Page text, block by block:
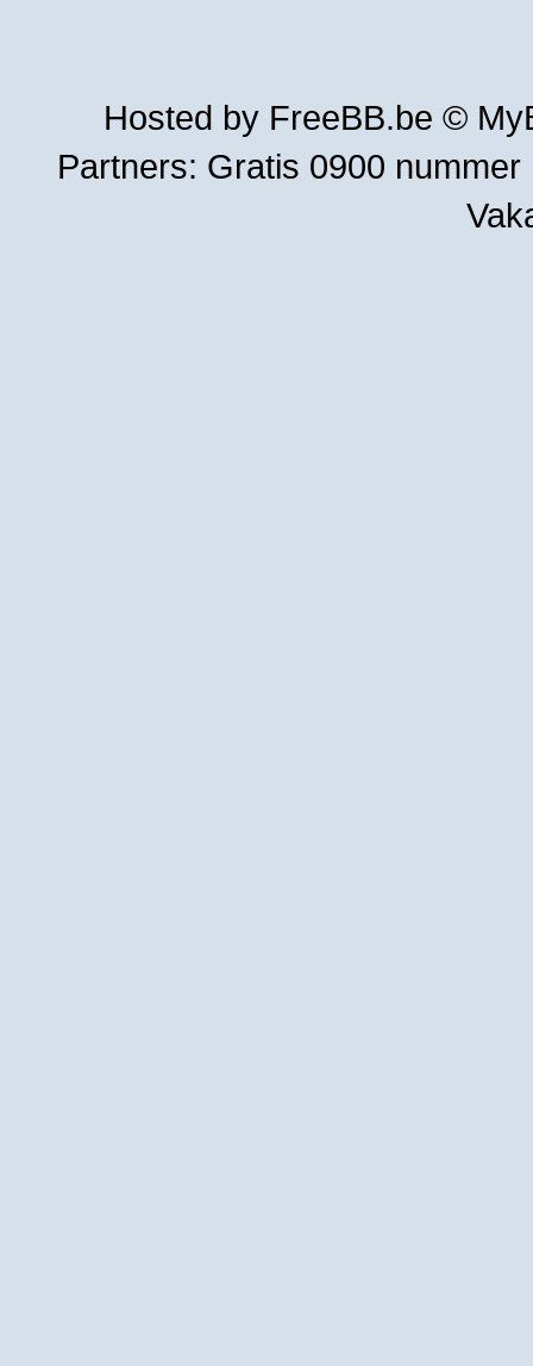
Hosted by FreeBB.be ©
Partners: Gratis 0900 nummer